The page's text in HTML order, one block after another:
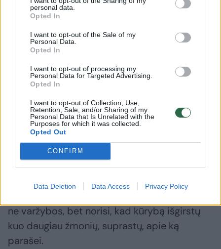
personal data.
Opted In
I want to opt-out of the Sale of my
Personal Data.
Opted In
I want to opt-out of processing my
Personal Data for Targeted Advertising.
Opted In
I want to opt-out of Collection, Use,
Retention, Sale, and/or Sharing of my
Personal Data that Is Unrelated with the
Purposes for which it was collected.
Opted Out
CONFIRM
Data Deletion Data Access Privacy Policy
skirtumas, apie ką ta daina parašyta, gali jos
mėgautis ir jausti.
– Ar ketinate parašyti ir daugiau dainų
„Eurovizijai“?
– Būna taip: žmonės kreipiasi, prašydami
dainos, parašai, jie dalyvauja. O dabar
„Eurovizijai“ rašysiu tik tada, jei žinosiu, kad
kūrinys bent jau gali laimėti atranką Lietuvoje.
ne varžybos, bet norisi, kad kūrybą išgirstų
kuo daugiau žmonių, suprastų, apie ką
parašei.